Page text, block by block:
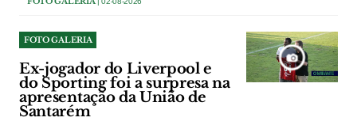
FOTO GALERIA
Ex-jogador do Liverpool e
do Sporting foi a surpresa na
apresentação da União de
Santarém